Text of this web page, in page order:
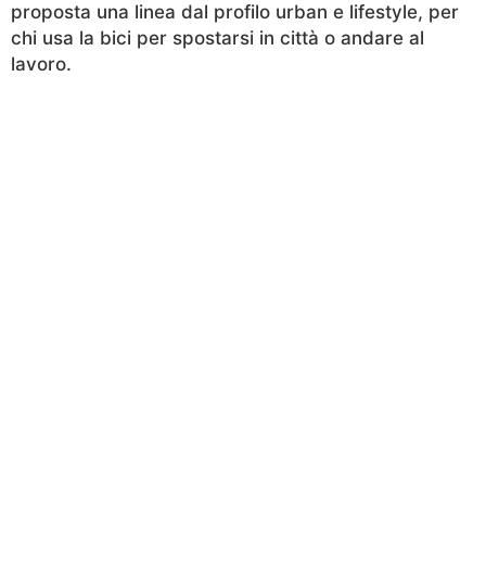
proposta una linea dal profilo urban e lifestyle, per
chi usa la bici per spostarsi in città o andare al
lavoro.